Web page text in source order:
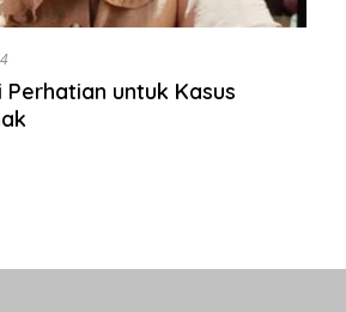
Perhatian untuk Kasus